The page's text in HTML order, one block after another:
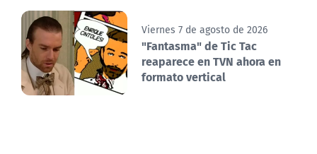
Viernes 7 de agosto de 2026
"Fantasma" de Tic Tac
reaparece en TVN ahora en
formato vertical